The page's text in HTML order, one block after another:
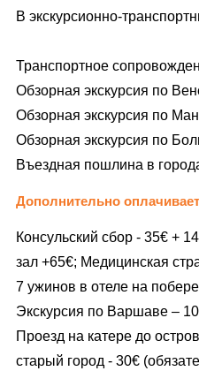
В экскурсионно-
Транспортное
Обзорная экскурсия по
Обзорная экскурсия по
Обзорная экскурсия по
Въездная пошлина в
Дополнительно
Консульский сбор - 35€ +
зал +65€; Медицинская
7 ужинов в отеле на
Экскурсия по Варшаве –
Проезд на катере до
старый город - 30€